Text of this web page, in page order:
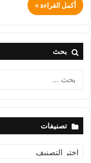
أكمل القراءة »
بحث
تصنيفات
تصنيفات